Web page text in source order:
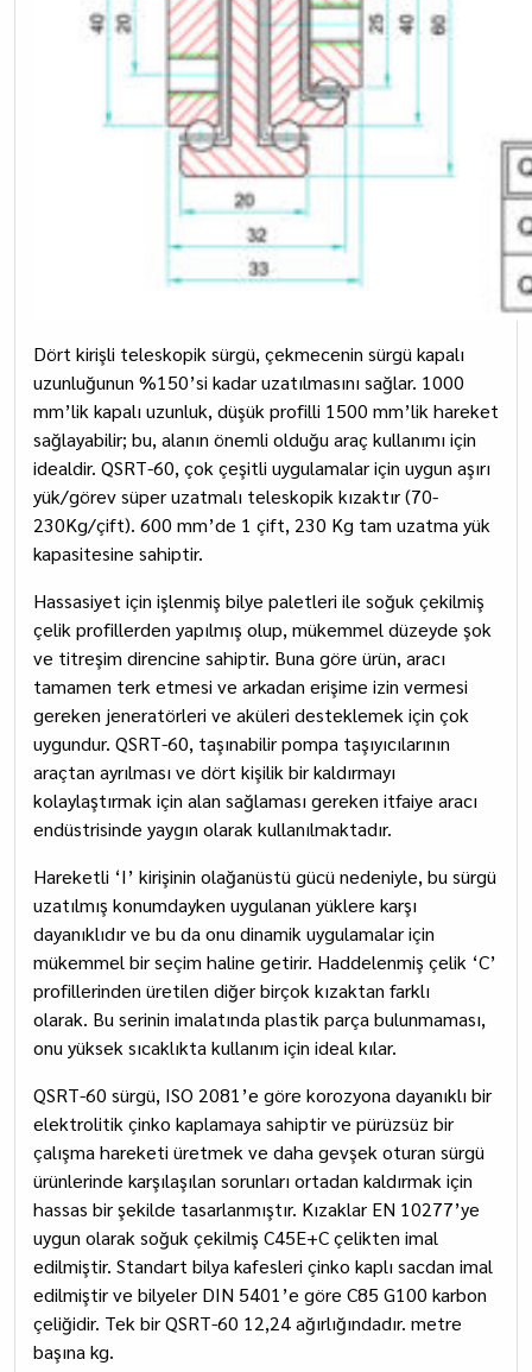
Dört kirişli teleskopik sürgü, çekmecenin sürgü kapalı
uzunluğunun %150’si kadar uzatılmasını sağlar. 1000
mm’lik kapalı uzunluk, düşük profilli 1500 mm’lik hareket
sağlayabilir; bu, alanın önemli olduğu araç kullanımı için
idealdir. QSRT-60, çok çeşitli uygulamalar için uygun aşırı
yük/görev süper uzatmalı teleskopik kızaktır (70-
230Kg/çift). 600 mm’de 1 çift, 230 Kg tam uzatma yük
kapasitesine sahiptir.
Hassasiyet için işlenmiş bilye paletleri ile soğuk çekilmiş
çelik profillerden yapılmış olup, mükemmel düzeyde şok
ve titreşim direncine sahiptir. Buna göre ürün, aracı
tamamen terk etmesi ve arkadan erişime izin vermesi
gereken jeneratörleri ve aküleri desteklemek için çok
uygundur. QSRT-60, taşınabilir pompa taşıyıcılarının
araçtan ayrılması ve dört kişilik bir kaldırmayı
kolaylaştırmak için alan sağlaması gereken itfaiye aracı
endüstrisinde yaygın olarak kullanılmaktadır.
Hareketli ‘I’ kirişinin olağanüstü gücü nedeniyle, bu sürgü
uzatılmış konumdayken uygulanan yüklere karşı
dayanıklıdır ve bu da onu dinamik uygulamalar için
mükemmel bir seçim haline getirir. Haddelenmiş çelik ‘C’
profillerinden üretilen diğer birçok kızaktan farklı
olarak. Bu serinin imalatında plastik parça bulunmaması,
onu yüksek sıcaklıkta kullanım için ideal kılar.
QSRT-60 sürgü, ISO 2081’e göre korozyona dayanıklı bir
elektrolitik çinko kaplamaya sahiptir ve pürüzsüz bir
çalışma hareketi üretmek ve daha gevşek oturan sürgü
ürünlerinde karşılaşılan sorunları ortadan kaldırmak için
hassas bir şekilde tasarlanmıştır. Kızaklar EN 10277’ye
uygun olarak soğuk çekilmiş C45E+C çelikten imal
edilmiştir. Standart bilya kafesleri çinko kaplı sacdan imal
edilmiştir ve bilyeler DIN 5401’e göre C85 G100 karbon
çeliğidir. Tek bir QSRT-60 12,24 ağırlığındadır. metre
başına kg.